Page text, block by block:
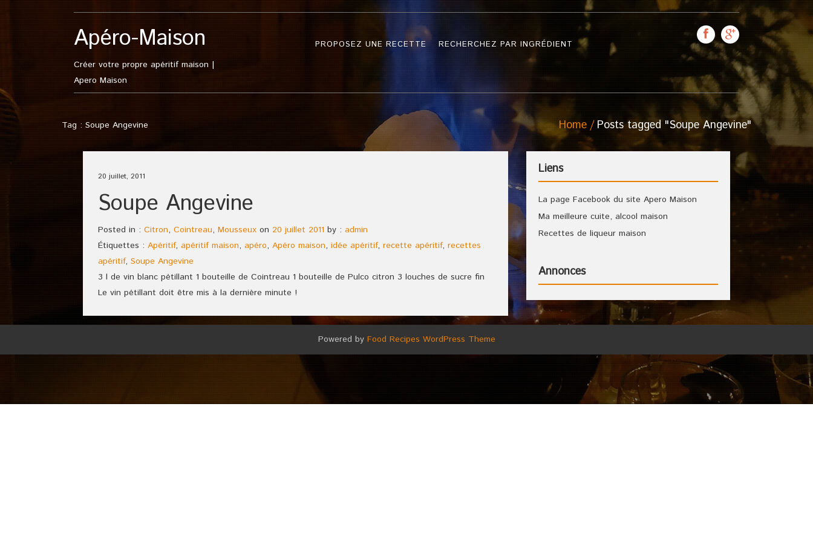
Apéro-Maison
Créer votre propre apéritif maison |
Apero Maison
PROPOSEZ UNE RECETTE RECHERCHEZ PAR INGRÉDIENT
Tag : Soupe Angevine Home Posts tagged "Soupe Angevine"
20 juillet, 2011
Soupe Angevine
Posted in : Citron, Cointreau, Mousseux on 20 juillet 2011 by : admin
Étiquettes : Apéritif, apéritif maison, apéro, Apéro maison, idée apéritif, recette apéritif, recettes
apéritif, Soupe Angevine
3 l de vin blanc pétillant 1 bouteille de Cointreau 1 bouteille de Pulco citron 3 louches de sucre fin
Le vin pétillant doit être mis à la dernière minute !
Liens
La page Facebook du site Apero Maison
Ma meilleure cuite, alcool maison
Recettes de liqueur maison
Annonces
Powered by Food Recipes WordPress Theme